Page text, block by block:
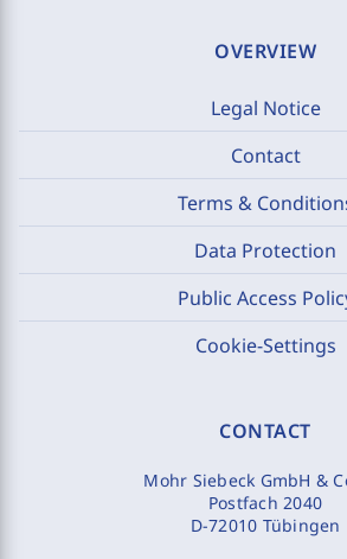
OVERVIEW
Legal Notice
Contact
Terms &
Data Protection
Public Access
Cookie-Settings
CONTACT
Mohr Siebeck GmbH &
Postfach 2040
D-72010 Tübingen